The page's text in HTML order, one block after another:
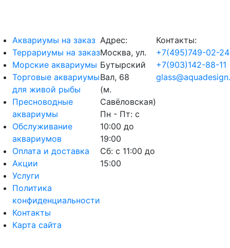
Аквариумы на заказ
Террариумы на заказ
Морские аквариумы
Торговые аквариумы
для живой рыбы
Пресноводные
аквариумы
Обслуживание
аквариумов
Оплата и доставка
Акции
Услуги
Политика
конфиденциальности
Контакты
Карта сайта
Адрес:
Москва, ул.
Бутырский
Вал, 68
(м.
Савёловская)
Пн - Пт: с
10:00 до
19:00
Сб: с 11:00 до
15:00
Контакты:
+7(495)749-02-24
+7(903)142-88-11